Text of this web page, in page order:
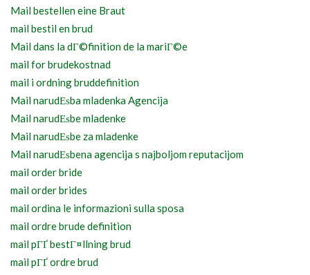
Mail bestellen eine Braut
mail bestil en brud
Mail dans la dГ©finition de la mariГ©e
mail for brudekostnad
mail i ordning bruddefinition
Mail narudЕѕba mladenka Agencija
Mail narudЕѕbe mladenke
Mail narudЕѕbe za mladenke
Mail narudЕѕbena agencija s najboljom reputacijom
mail order bride
mail order brides
mail ordina le informazioni sulla sposa
mail ordre brude definition
mail pГҐ bestГ¤llning brud
mail pГҐ ordre brud